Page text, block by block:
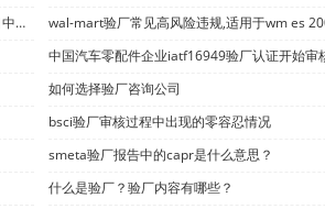
因没有iso三体系（iso9001/iso14001/iso45001）验厂认证证书而错失项目中标何其多
wal-mart验厂常见高风险违规,适用于wm es
中国汽车零配件企业iatf16949验厂认证开始审
如何选择验厂咨询公司
bsci验厂审核过程中出现的零容忍情况
smeta验厂报告中的capr是什么意思？
什么是验厂？验厂内容有哪些？